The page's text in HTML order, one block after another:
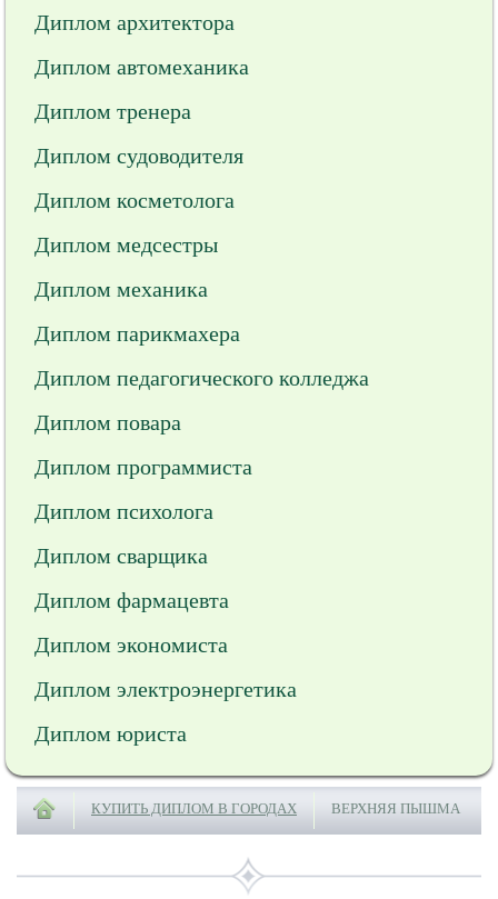
Диплом архитектора
Диплом автомеханика
Диплом тренера
Диплом судоводителя
Диплом косметолога
Диплом медсестры
Диплом механика
Диплом парикмахера
Диплом педагогического колледжа
Диплом повара
Диплом программиста
Диплом психолога
Диплом сварщика
Диплом фармацевта
Диплом экономиста
Диплом электроэнергетика
Диплом юриста
КУПИТЬ ДИПЛОМ В ГОРОДАХ ВЕРХНЯЯ ПЫШМА